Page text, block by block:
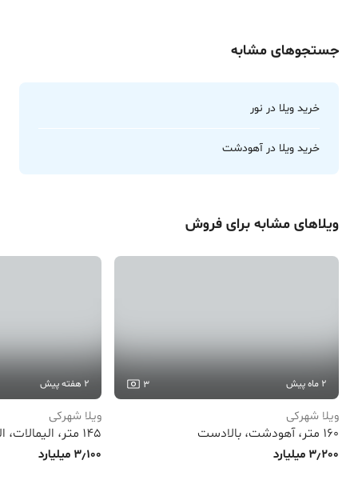
جستجوهای مشابه
خرید ویلا در نور
خرید ویلا در آهودشت
ویلا‌های مشابه برای فروش
2 ماه پیش 3
ویلا شهرکی
160 متر، آهودشت، بالادست
3٫200 میلیارد
2 هفته پیش
ویلا شهرکی
145 متر، الیمالات، الیمالات
3٫100 میلیارد